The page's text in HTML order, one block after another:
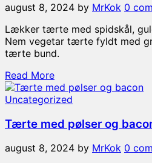
august 8, 2024 by MrKok 0
Lækker tærte med spidskål,
Nem vegetar tærte fyldt med
tærte bund.
Read More
Uncategorized
Tærte med pølser og
august 8, 2024 by MrKok 0